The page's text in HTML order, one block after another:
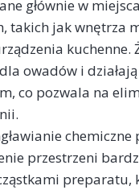
głównie w
takich jak wnętrza
kuchenne.
owadów i działają
co pozwala na
chemiczne
przestrzeni
preparatu,